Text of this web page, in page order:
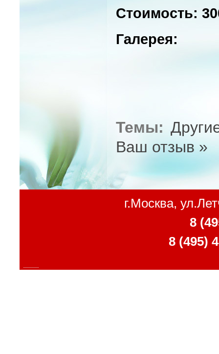
Стоимость:
Галерея:
Темы:
Ваш отзыв »
г.Москва,
8
8 (495)